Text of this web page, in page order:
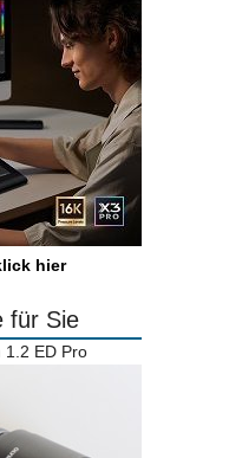
hier
für Sie
1.2 ED Pro